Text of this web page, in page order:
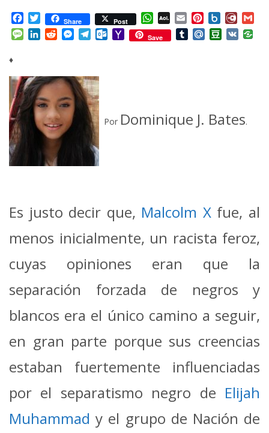
Facebook
TwitterShare Post WhatsApp
AOL
Mail
Email Pinterest
Box.net
Message
LinkedIn
RedditMessenger
Telegram
Outlook.com
Yahoo
Mail
Save TumblrMail.RuDouban
VK
♦
Por Dominique J. Bates.
Es justo decir que, Malcolm Xfue, al
menos inicialmente, un racista feroz,
cuyas opiniones eran que la
separación forzada de negros y
blancos era el único camino a seguir,
en gran parte porque sus creencias
estaban fuertemente influenciadas
por el separatismo negro de Elijah
Muhammad y el grupo de Nación de